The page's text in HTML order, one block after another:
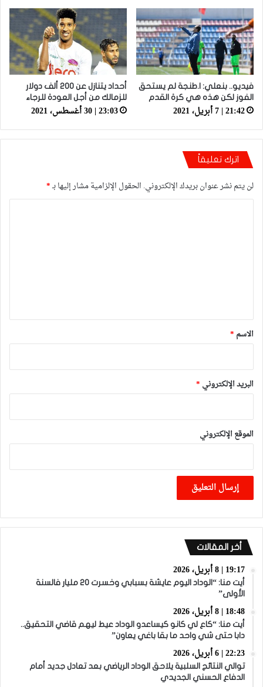
فيديو.. بنعلي: ا.طنجة لم يستحق
الفوز لكن هذه هي كرة القدم
21:42 | 7 أبريل، 2021
أحداد يتنازل عن 200 ألف دولار
للزمالك من أجل العودة للرجاء
23:03 | 30 أغسطس، 2021
اترك تعليقاً
لن يتم نشر عنوان بريدك الإلكتروني. الحقول الإلزامية مشار إليها بـ*
*
الاسم *
البريد الإلكتروني *
الموقع الإلكتروني
أخر المقالات
19:17 | 8 أبريل، 2026
أيت منا: “الوداد اليوم عايشة بسبابي وخسرت 20 مليار فالسنة
الأولى”
18:48 | 8 أبريل، 2026
أيت منا: “كاع لي كانو كيساعدو الوداد عيط ليهم قاضي التحقيق..
دابا حتى شي واحد ما بقا باغي يعاون”
22:23 | 6 أبريل، 2026
توالي النتائج السلبية يلاحق الوداد الرياضي بعد تعادل جديد أمام
الدفاع الحسني الجديدي